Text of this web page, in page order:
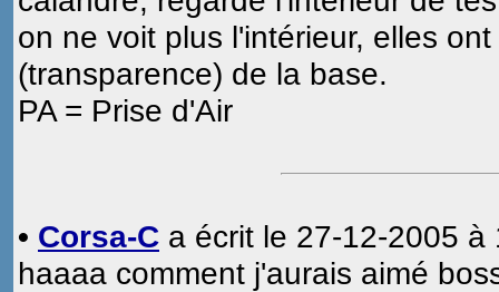
on ne voit plus l'intérieur, elles
(transparence) de la base.
PA = Prise d'Air
• Corsa-C a écrit le 27-12-2005 à
haaaa comment j'aurais aimé